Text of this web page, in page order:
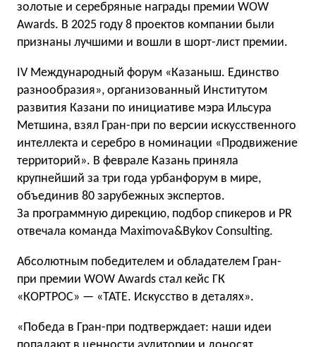
золотые и серебряные награды премии WOW
Awards. В 2025 году 8 проектов компании были
признаны лучшими и вошли в шорт-лист премии.
IV Международный форум «Казаныш. Единство
разнообразия», организованный Институтом
развития Казани по инициативе мэра Ильсура
Метшина, взял Гран-при по версии искусственного
интеллекта и серебро в номинации «Продвижение
территорий». В феврале Казань приняла
крупнейший за три года урбанфорум в мире,
объединив 80 зарубежных экспертов.
За программную дирекцию, подбор спикеров и PR
отвечала команда Maximova&Bykov Consulting.
Абсолютным победителем и обладателем Гран-
при премии WOW Awards стал кейс ГК
«КОРТРОС» — «TATE. Искусство в деталях».
«Победа в Гран-при подтверждает: наши идеи